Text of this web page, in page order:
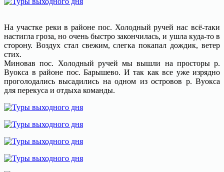
На участке реки в районе пос. Холодный ручей нас всё-таки
настигла гроза, но очень быстро закончилась, и ушла куда-то в
сторону. Воздух стал свежим, слегка покапал дождик, ветер
стих.
Миновав пос. Холодный ручей мы вышли на просторы р.
Вуокса в районе пос. Барышево. И так как все уже изрядно
проголодались высадились на одном из островов р. Вуокса
для перекуса и отдыха команды.